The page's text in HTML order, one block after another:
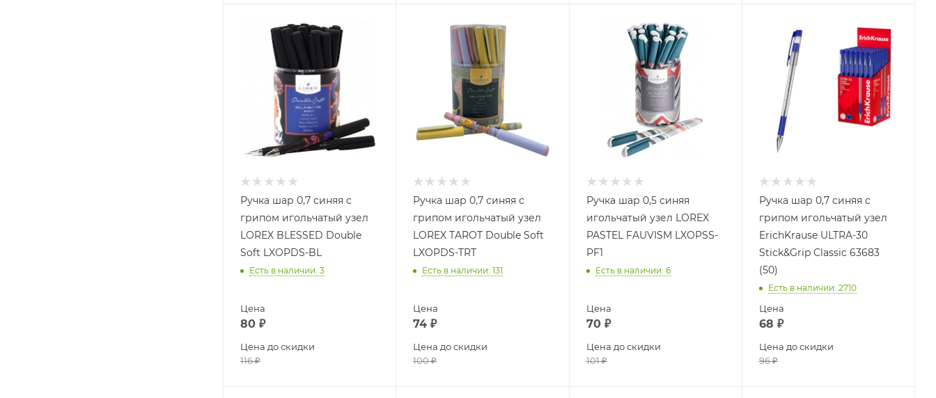
Ручка шар 0,7 синяя с
грипом игольчатый узел
LOREX BLESSED Double
Soft LXOPDS-BL
Есть в наличии: 3
Цена
80 ₽
Цена до скидки
116₽
Ручка шар 0,7 синяя с
грипом игольчатый узел
LOREX TAROT Double Soft
LXOPDS-TRT
Есть в наличии: 131
Цена
74 ₽
Цена до скидки
100₽
Ручка шар 0,5 синяя
игольчатый узел LOREX
PASTEL FAUVISM LXOPSS-
PF1
Есть в наличии: 6
Цена
70₽
Цена до скидки
101₽
Ручка шар 0,7 синяя с
грипом игольчатый узел
ErichKrause ULTRA-30
Stick&Grip Classic 63683
(50)
Есть в наличии: 2710
Цена
68 ₽
Цена до скидки
96₽